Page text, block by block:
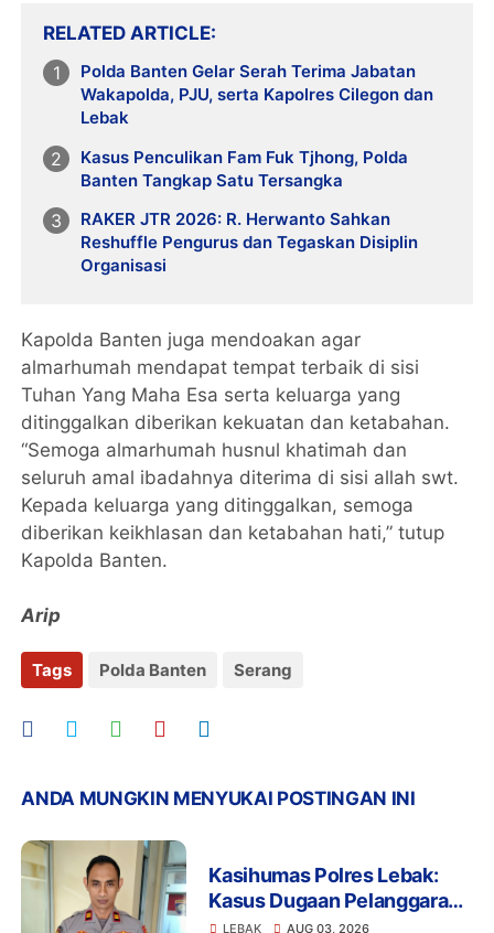
RELATED ARTICLE
Polda Banten Gelar Serah Terima Jabatan
Wakapolda, PJU, serta Kapolres Cilegon dan
Lebak
Kasus Penculikan Fam Fuk Tjhong, Polda
Banten Tangkap Satu Tersangka
RAKER JTR 2026: R. Herwanto Sahkan
Reshuffle Pengurus dan Tegaskan Disiplin
Organisasi
Kapolda Banten juga mendoakan agar
almarhumah mendapat tempat terbaik di sisi
Tuhan Yang Maha Esa serta keluarga yang
ditinggalkan diberikan kekuatan dan ketabahan.
“Semoga almarhumah husnul khatimah dan
seluruh amal ibadahnya diterima di sisi allah swt.
Kepada keluarga yang ditinggalkan, semoga
diberikan keikhlasan dan ketabahan hati,” tutup
Kapolda Banten.
Arip
Tags Polda Banten Serang
ANDA MUNGKIN MENYUKAI POSTINGAN INI
Kasihumas Polres Lebak:
Kasus Dugaan Pelanggaran
Disiplin Anggota Polri
LEBAK AUG 03, 2026